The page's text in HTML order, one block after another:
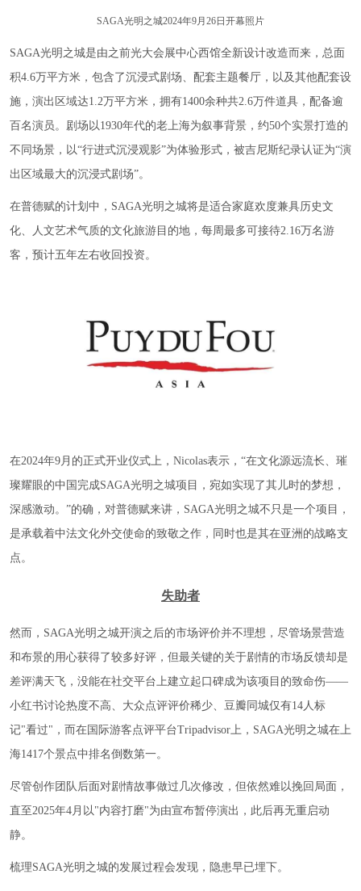
SAGA光明之城2024年9月26日开幕照片
SAGA光明之城是由之前光大会展中心西馆全新设计改造而来，总面
积4.6万平方米，包含了沉浸式剧场、配套主题餐厅，以及其他配套设
施，演出区域达1.2万平方米，拥有1400余种共2.6万件道具，配备逾
百名演员。剧场以1930年代的老上海为叙事背景，约50个实景打造的
不同场景，以“行进式沉浸观影”为体验形式，被吉尼斯纪录认证为“演
出区域最大的沉浸式剧场”。
在普德赋的计划中，SAGA光明之城将是适合家庭欢度兼具历史文
化、人文艺术气质的文化旅游目的地，每周最多可接待2.16万名游
客，预计五年左右收回投资。
在2024年9月的正式开业仪式上，Nicolas表示，“在文化源远流长、璀
璨耀眼的中国完成SAGA光明之城项目，宛如实现了其儿时的梦想，
深感激动。”的确，对普德赋来讲，SAGA光明之城不只是一个项目，
是承载着中法文化外交使命的致敬之作，同时也是其在亚洲的战略支
点。
失助者
然而，SAGA光明之城开演之后的市场评价并不理想，尽管场景营造
和布景的用心获得了较多好评，但最关键的关于剧情的市场反馈却是
差评满天飞，没能在社交平台上建立起口碑成为该项目的致命伤——
小红书讨论热度不高、大众点评评价稀少、豆瓣同城仅有14人标
记"看过"，而在国际游客点评平台Tripadvisor上，SAGA光明之城在上
海1417个景点中排名倒数第一。
尽管创作团队后面对剧情故事做过几次修改，但依然难以挽回局面，
直至2025年4月以"内容打磨"为由宣布暂停演出，此后再无重启动
静。
梳理SAGA光明之城的发展过程会发现，隐患早已埋下。